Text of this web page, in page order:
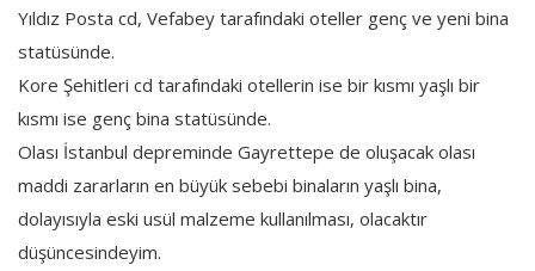
Yıldız Posta cd, Vefabey tarafındaki oteller genç ve yeni bina
statüsünde.
Kore Şehitleri cd tarafındaki otellerin ise bir kısmı yaşlı bir
kısmı ise genç bina statüsünde.
Olası İstanbul depreminde Gayrettepe de oluşacak olası
maddi zararların en büyük sebebi binaların yaşlı bina,
dolayısıyla eski usül malzeme kullanılması, olacaktır
düşüncesindeyim.